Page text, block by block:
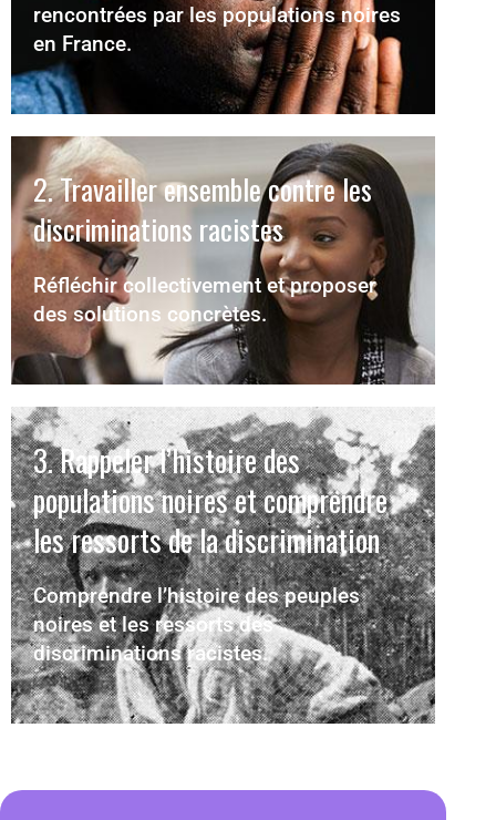
rencontrées par les populations noires
en France.
2. Travailler ensemble contre les
discriminations racistes
Réfléchir collectivement et proposer
des solutions concrètes.
3. Rappeler l’histoire des
populations noires et comprendre
les ressorts de la discrimination
Comprendre l’histoire des peuples
noires et les ressorts des
discriminations racistes.